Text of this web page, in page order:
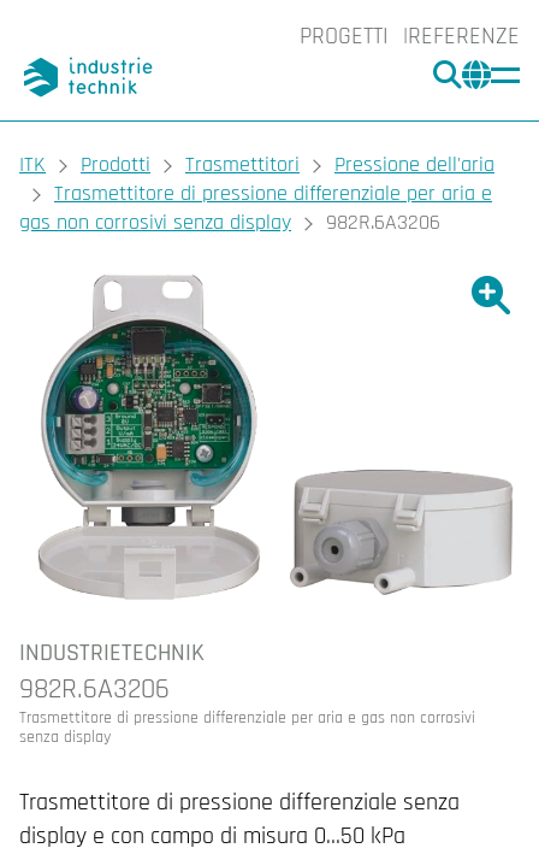
PROGETTI REFERENZE
CERCA
You are here:
ITK Prodotti Trasmettitori
Pressione dell'aria
Trasmettitore di pressione differenziale per aria e
gas non corrosivi senza display
982R.6A3206
INDUSTRIETECHNIK
982R.6A3206
Trasmettitore di pressione differenziale per aria e gas non corrosivi
senza display
Trasmettitore di pressione differenziale senza
display e con campo di misura 0…50 kPa